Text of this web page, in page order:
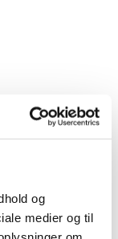
og
medier og til